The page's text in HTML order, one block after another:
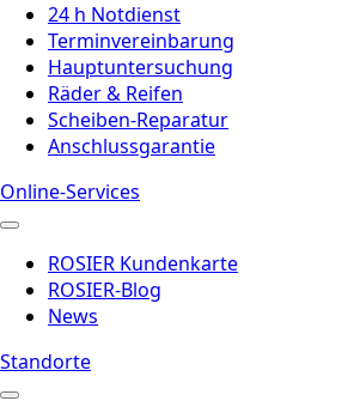
24 h Notdienst
Terminvereinbarung
Hauptuntersuchung
Räder & Reifen
Scheiben-Reparatur
Anschlussgarantie
Online-Services
ROSIER Kundenkarte
ROSIER-Blog
News
Standorte